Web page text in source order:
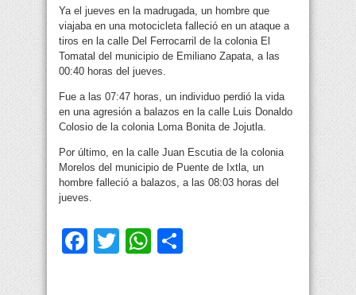
Ya el jueves en la madrugada, un hombre que
viajaba en una motocicleta falleció en un ataque a
tiros en la calle Del Ferrocarril de la colonia El
Tomatal del municipio de Emiliano Zapata, a las
00:40 horas del jueves.
Fue a las 07:47 horas, un individuo perdió la vida
en una agresión a balazos en la calle Luis Donaldo
Colosio de la colonia Loma Bonita de Jojutla.
Por último, en la calle Juan Escutia de la colonia
Morelos del municipio de Puente de Ixtla, un
hombre falleció a balazos, a las 08:03 horas del
jueves.
Facebook
TwitterWhatsApp